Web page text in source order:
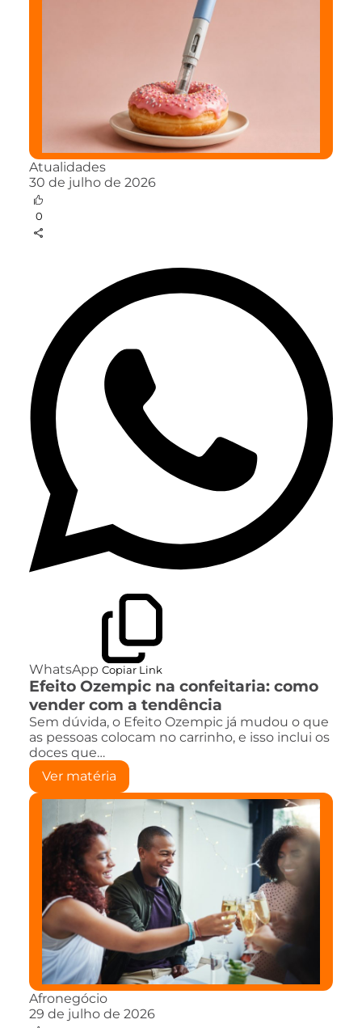
Atualidades
30 de julho de 2026
0
WhatsApp Copiar Link
Efeito Ozempic na confeitaria: como
vender com a tendência
Sem dúvida, o Efeito Ozempic já mudou o que
as pessoas colocam no carrinho, e isso inclui os
doces que…
Ver matéria
Afronegócio
29 de julho de 2026